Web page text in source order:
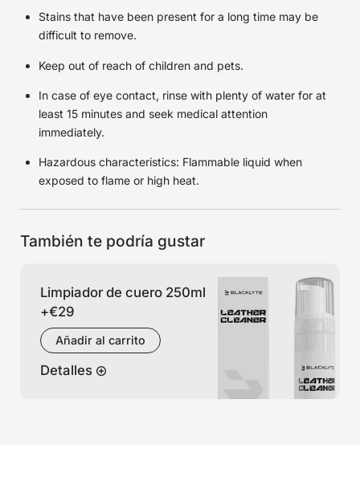
Stains that have been present for a long time may be
difficult to remove.
Keep out of reach of children and pets.
In case of eye contact, rinse with plenty of water for at
least 15 minutes and seek medical attention
immediately.
Hazardous characteristics: Flammable liquid when
exposed to flame or high heat.
También te podría gustar
Limpiador de cuero 250ml
+€29
Añadir al carrito
Detalles